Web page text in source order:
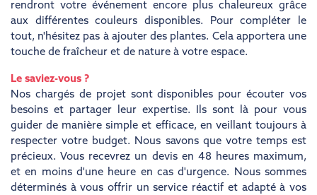
rendront votre événement encore plus chaleureux grâce
aux différentes couleurs disponibles. Pour compléter le
tout, n'hésitez pas à ajouter des plantes. Cela apportera une
touche de fraîcheur et de nature à votre espace.
Le saviez-vous ?
Nos chargés de projet sont disponibles pour écouter vos
besoins et partager leur expertise. Ils sont là pour vous
guider de manière simple et efficace, en veillant toujours à
respecter votre budget. Nous savons que votre temps est
précieux. Vous recevrez un devis en 48 heures maximum,
et en moins d'une heure en cas d'urgence. Nous sommes
déterminés à vous offrir un service réactif et adapté à vos